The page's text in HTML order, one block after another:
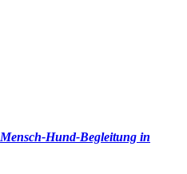
Mensch-Hund-Begleitung in